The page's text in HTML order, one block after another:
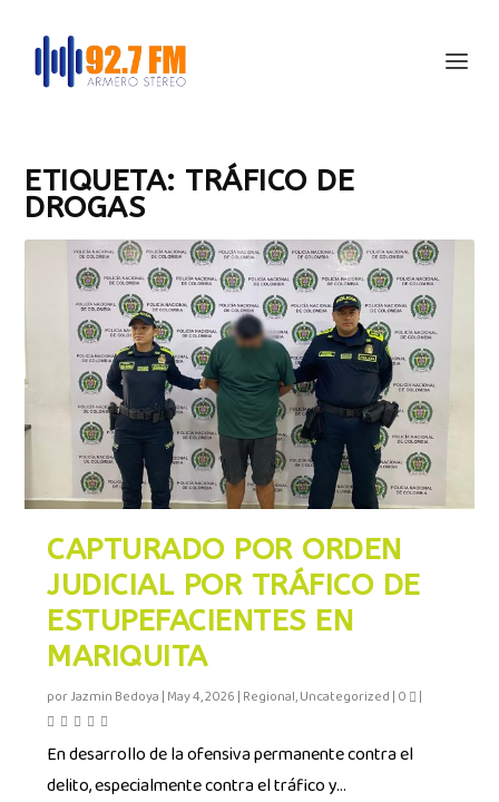
ETIQUETA: TRÁFICO DE
DROGAS
CAPTURADO POR ORDEN
JUDICIAL POR TRÁFICO DE
ESTUPEFACIENTES EN
MARIQUITA
porJazmin Bedoya | May 4, 2026 | Regional,Uncategorized | 0 |
En desarrollo de la ofensiva permanente contra el
delito, especialmente contra el tráfico y...